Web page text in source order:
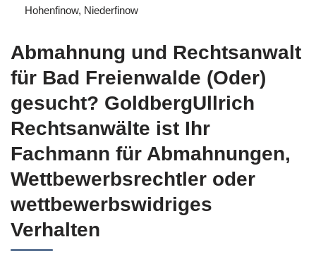
Hohenfinow, Niederfinow
Abmahnung und Rechtsanwalt
für Bad Freienwalde (Oder)
gesucht? GoldbergUllrich
Rechtsanwälte ist Ihr
Fachmann für Abmahnungen,
Wettbewerbsrechtler oder
wettbewerbswidriges
Verhalten